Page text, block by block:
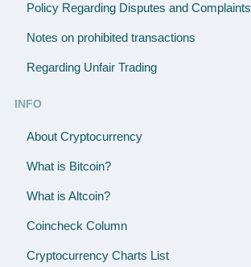
Policy Regarding Disputes and Complaints
Notes on prohibited transactions
Regarding Unfair Trading
INFO
About Cryptocurrency
What is Bitcoin?
What is Altcoin?
Coincheck Column
Cryptocurrency Charts List